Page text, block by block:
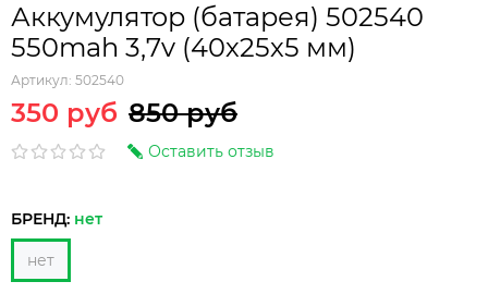
Аккумулятор (батарея) 502540
550mah 3,7v (40х25х5 мм)
Артикул: 502540
350 руб 850 руб
Оставить отзыв
БРЕНД: нет
нет